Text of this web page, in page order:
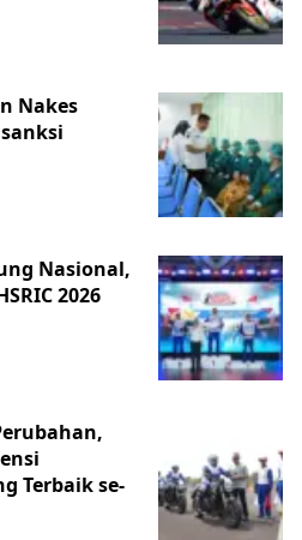
Nakes
Nasional,
2026
Terbaik se-